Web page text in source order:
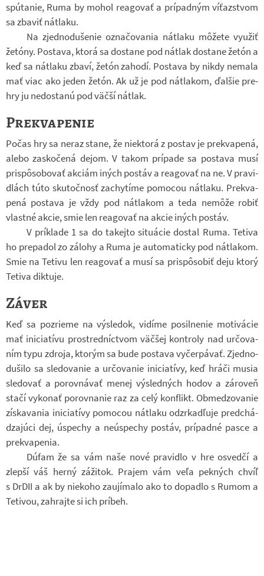
sp­úta­nie, Ruma by mohol re­a­go­vať a prí­pad­ným ví­ťaz­stvom
sa zba­viť nátlaku.
Na zjed­no­du­še­nie ozna­čo­va­nia nátlaku môžete vy­u­žiť
že­tóny. Po­stava, ktorá sa do­stane pod nátlak do­stane žetón a
keď sa nátlaku zbaví, žetón za­hodí. Po­stava by nikdy ne­mala
mať viac ako jeden žetón. Ak už je pod nátla­kom, ďal­šie pre­
hry ju ne­do­stanú pod väčší nátlak.
Prekvapenie
Počas hry sa neraz stane, že niek­torá z po­stav je prekva­pená,
alebo za­sko­čená dejom. V takom prí­pade sa po­stava musí
prispôso­bo­vať ak­ciám iných po­stáv a re­a­go­vať na ne. V pra­vi­
dlách túto sku­toč­nosť za­chy­tíme po­mo­cou nátlaku. Prekva­
pená po­stava je vždy pod nátla­kom a teda nemôže robiť
vlastné akcie, smie len re­a­go­vať na akcie iných po­stáv.
V prí­klade 1 sa do ta­kejto si­tu­á­cie do­stal Ruma. Te­tiva
ho pre­pa­dol zo zá­lohy a Ruma je au­to­ma­ticky pod nátla­kom.
Smie na Te­tivu len re­a­go­vať a musí sa prispôsobiť deju ktorý
Te­tiva dik­tuje.
Záver
Keď sa po­zri­eme na vý­sle­dok, vi­díme po­sil­ne­nie mo­ti­vá­cie
mať ini­ci­a­tívu pro­stred­níc­tvom väčšej kon­t­roly nad ur­čo­va­
ním typu zdroja, kto­rým sa bude po­stava vy­čer­pá­vať. Zjed­no­
du­šilo sa sle­do­va­nie a ur­čo­va­nie ini­ci­a­tívy, keď hráči musia
sle­do­vať a po­rov­ná­vať menej vý­sled­ných hodov a zá­ro­veň
stačí vy­ko­nať po­rov­na­nie raz za celý kon­flikt. Ob­med­zo­va­nie
zís­ka­va­nia ini­ci­a­tívy po­mo­cou nátlaku od­zr­kadľuje pred­chá­
d­za­j­úci dej, úspe­chy a ne­ú­spe­chy po­stáv, prí­padné pasce a
prekva­pe­nia.
Dúfam že sa vám naše nové pra­vi­dlo v hre osvedčí a
zlepší váš herný zá­ži­tok. Pra­jem vám veľa pek­ných chvíľ
s DrDII a ak by nie­koho za­u­jí­malo ako to do­padlo s Rumom a
Te­ti­vou, za­hrajte si ich prí­beh.